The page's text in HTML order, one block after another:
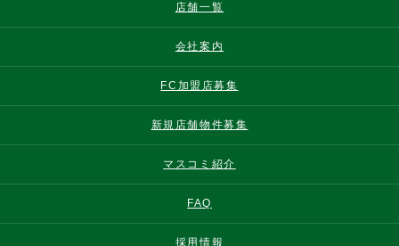
店舗一覧
会社案内
FC加盟店募集
新規店舗物件募集
マスコミ紹介
FAQ
採用情報